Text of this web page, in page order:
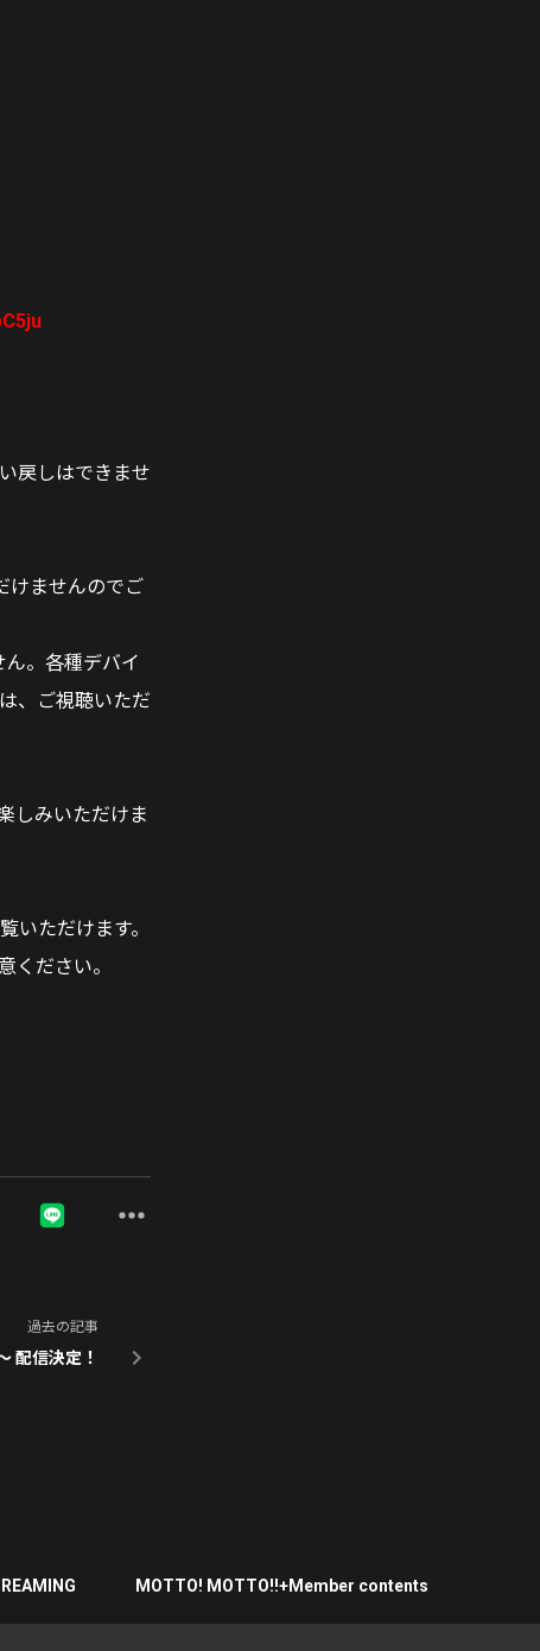
戻しはできませ
けませんのでご
。各種デバイ
、ご視聴いただ
しみいただけま
ただけます。
ください。
過去の記事
配信決定！
MOTTO! MOTTO!!+Member contents